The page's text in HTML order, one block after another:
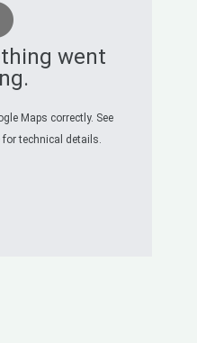
went
Maps correctly. See
technical details.